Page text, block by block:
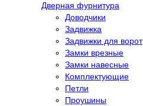
Дверная фурнитура
Доводчики
Задвижка
Задвижки для ворот
Замки врезные
Замки навесные
Комплектующие
Петли
Проушины